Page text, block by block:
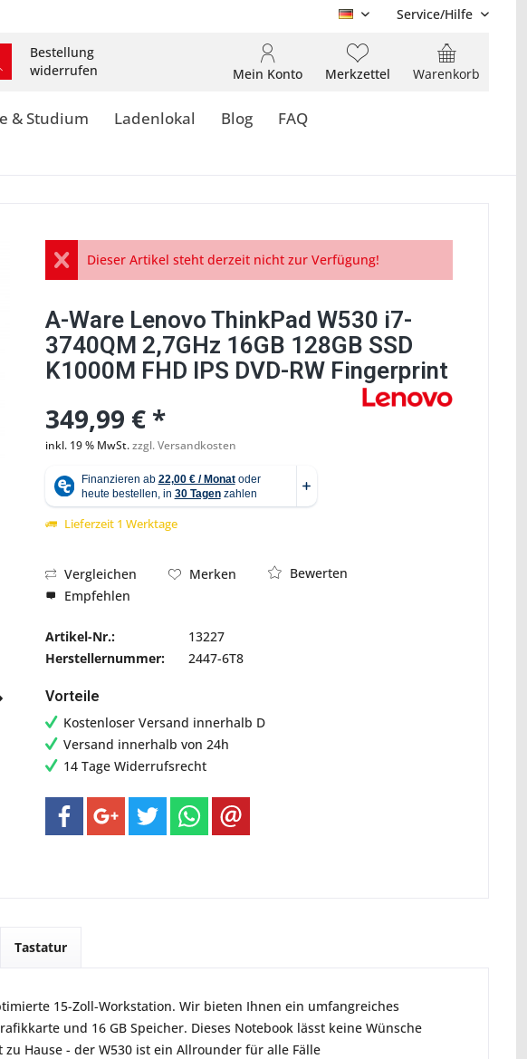
DE Service/Hilfe
Bestellung
widerrufen
Warenkorb
Merkzettel
Mein Konto
& Studium Ladenlokal Blog FAQ
Abbildung ähnlich
Dieser Artikel steht derzeit nicht zur Verfügung!
A-Ware Lenovo ThinkPad W530 i7-
3740QM 2,7GHz 16GB 128GB SSD
K1000M FHD IPS DVD-RW Fingerprint
349,99 € *
inkl. 19 % MwSt.zzgl. Versandkosten
Lieferzeit 1 Werktage
Vergleichen Merken
Bewerten
Empfehlen
Artikel-Nr.:
13227
Herstellernummer:
2447-6T8
Vorteile
Kostenloser Versand innerhalb D
Versand innerhalb von 24h
14 Tage Widerrufsrecht
Tastatur
15-Zoll-Workstation. Wir bieten Ihnen ein umfangreiches
und 16 GB Speicher. Dieses Notebook lässt keine Wünsche
Hause - der W530 ist ein Allrounder für alle Fälle